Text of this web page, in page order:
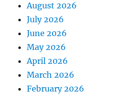
August 2026
July 2026
June 2026
May 2026
April 2026
March 2026
February 2026